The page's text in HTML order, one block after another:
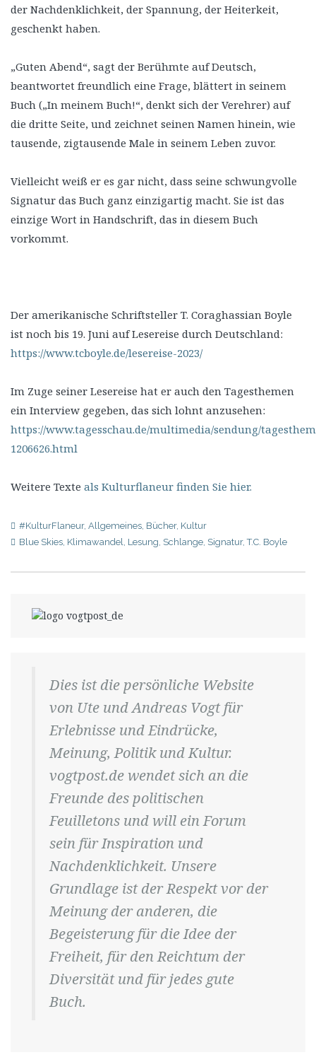
der Nachdenklichkeit, der Spannung, der Heiterkeit,
geschenkt haben.
„Guten Abend“, sagt der Berühmte auf Deutsch,
beantwortet freundlich eine Frage, blättert in seinem
Buch („In meinem Buch!“, denkt sich der Verehrer) auf
die dritte Seite, und zeichnet seinen Namen hinein, wie
tausende, zigtausende Male in seinem Leben zuvor.
Vielleicht weiß er es gar nicht, dass seine schwungvolle
Signatur das Buch ganz einzigartig macht. Sie ist das
einzige Wort in Handschrift, das in diesem Buch
vorkommt.
Der amerikanische Schriftsteller T. Coraghassian Boyle
ist noch bis 19. Juni auf Lesereise durch Deutschland:
https://www.tcboyle.de/lesereise-2023/
Im Zuge seiner Lesereise hat er auch den Tagesthemen
ein Interview gegeben, das sich lohnt anzusehen:
https://www.tagesschau.de/multimedia/sendung/
1206626.html
Weitere Texte als Kulturflaneur finden Sie hier.
#KulturFlaneur, Allgemeines, Bücher, Kultur
Blue Skies, Klimawandel, Lesung, Schlange, Signatur,T.C. Boyle
Dies ist die persönliche Website
von Ute und Andreas Vogt für
Erlebnisse und Eindrücke,
Meinung, Politik und Kultur.
vogtpost.de wendet sich an die
Freunde des politischen
Feuilletons und will ein Forum
sein für Inspiration und
Nachdenklichkeit. Unsere
Grundlage ist der Respekt vor der
Meinung der anderen, die
Begeisterung für die Idee der
Freiheit, für den Reichtum der
Diversität und für jedes gute
Buch.